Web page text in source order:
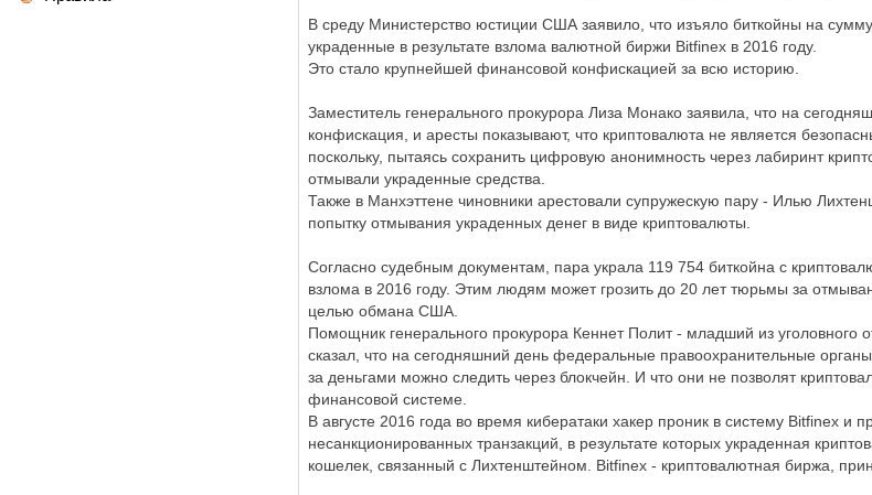
В среду Министерство юстиции США заявило, что изъяло биткойны на
украденные в результате взлома валютной биржи Bitfinex в 2016 году.
Это стало крупнейшей финансовой конфискацией за всю историю.
Заместитель генерального прокурора Лиза Монако заявила, что на
конфискация, и аресты показывают, что криптовалюта не является
поскольку, пытаясь сохранить цифровую анонимность через лабиринт
отмывали украденные средства.
Также в Манхэттене чиновники арестовали супружескую пару - Илью
попытку отмывания украденных денег в виде криптовалюты.
Согласно судебным документам, пара украла 119 754 биткойна с
взлома в 2016 году. Этим людям может грозить до 20 лет тюрьмы за
целью обмана США.
Помощник генерального прокурора Кеннет Полит - младший из уголовного
сказал, что на сегодняшний день федеральные правоохранительные
за деньгами можно следить через блокчейн. И что они не позволят
финансовой системе.
В августе 2016 года во время кибератаки хакер проник в систему Bitfinex и
несанкционированных транзакций, в результате которых украденная
кошелек, связанный с Лихтенштейном. Bitfinex - криптовалютная биржа,